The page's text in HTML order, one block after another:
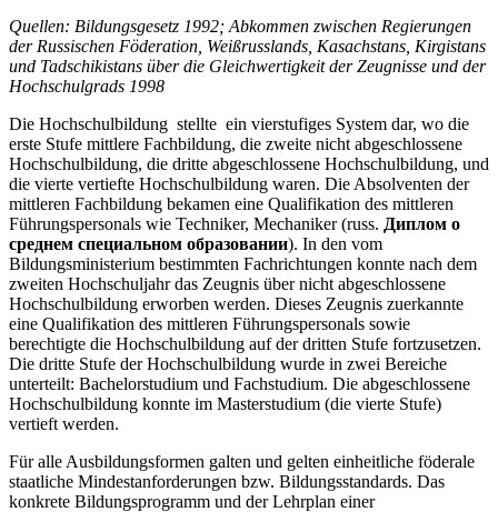
Quellen: Bildungsgesetz 1992; Abkommen zwischen Regierungen
der Russischen Föderation, Weißrusslands, Kasachstans, Kirgistans
und Tadschikistans über die Gleichwertigkeit der Zeugnisse und der
Hochschulgrads 1998
Die Hochschulbildung stellte ein vierstufiges System dar, wo die
erste Stufe mittlere Fachbildung, die zweite nicht abgeschlossene
Hochschulbildung, die dritte abgeschlossene Hochschulbildung, und
die vierte vertiefte Hochschulbildung waren. Die Absolventen der
mittleren Fachbildung bekamen eine Qualifikation des mittleren
Führungspersonals wie Techniker, Mechaniker (russ. Диплом о
среднем специальном образовании). In den vom
Bildungsministerium bestimmten Fachrichtungen konnte nach dem
zweiten Hochschuljahr das Zeugnis über nicht abgeschlossene
Hochschulbildung erworben werden. Dieses Zeugnis zuerkannte
eine Qualifikation des mittleren Führungspersonals sowie
berechtigte die Hochschulbildung auf der dritten Stufe fortzusetzen.
Die dritte Stufe der Hochschulbildung wurde in zwei Bereiche
unterteilt: Bachelorstudium und Fachstudium. Die abgeschlossene
Hochschulbildung konnte im Masterstudium (die vierte Stufe)
vertieft werden.
Für alle Ausbildungsformen galten und gelten einheitliche föderale
staatliche Mindestanforderungen bzw. Bildungsstandards. Das
konkrete Bildungsprogramm und der Lehrplan einer